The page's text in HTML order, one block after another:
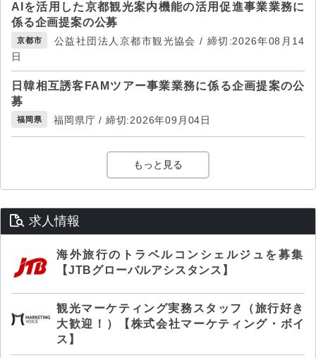
AIを活用した京都観光案内機能の活用促進事業業務に
係る企画提案の公募
京都市
公益社団法人京都市観光協会 / 締切:2026年08月14
日
日韓相互誘客FAMツアー事業業務に係る企画提案の公
募
福岡県 福岡県庁 / 締切:2026年09月04日
もっと見る
求人情報
海外旅行のトラベルコンシェルジュを募集
【JTBグローバルアシスタンス】
観光マーケティング実務スタッフ（旅行好き
大歓迎！）【株式会社マーケティング・ボイ
ス】